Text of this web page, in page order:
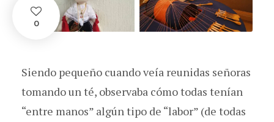
0
Siendo pequeño cuando veía reunidas señoras
tomando un té, observaba cómo todas tenían
“entre manos” algún tipo de “labor” (de todas